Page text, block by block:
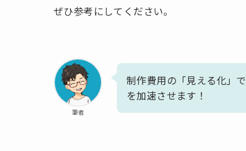
ぜひ参考にしてください。
筆者
制作費用の「見える化」
を加速させます！